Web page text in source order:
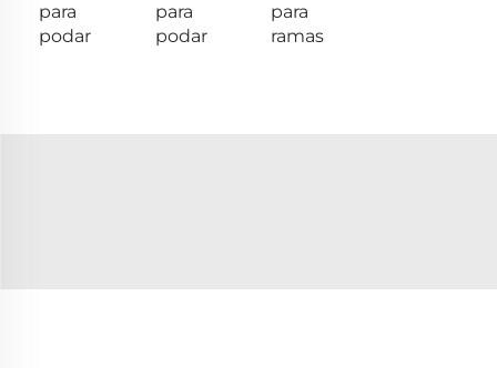
para
podar
para
podar
para
ramas